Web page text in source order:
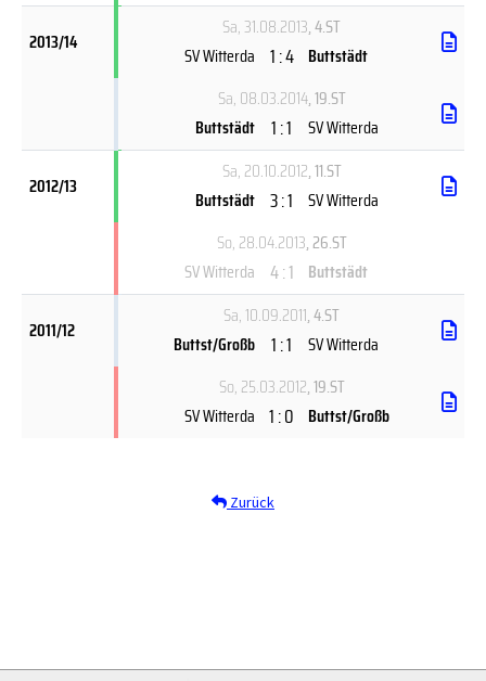
2013/14
Sa, 31.08.2013, 4.ST
SV Witterda 1 : 4 Buttstädt
Sa, 08.03.2014, 19.ST
Buttstädt 1 : 1 SV Witterda
2012/13
Sa, 20.10.2012, 11.ST
Buttstädt 3 : 1 SV Witterda
So, 28.04.2013, 26.ST
SV Witterda 4 : 1 Buttstädt
2011/12
Sa, 10.09.2011, 4.ST
Buttst/Großb 1 : 1
SV Witterda
So, 25.03.2012, 19.ST
SV Witterda 1 : 0 Buttst/Großb
Zurück